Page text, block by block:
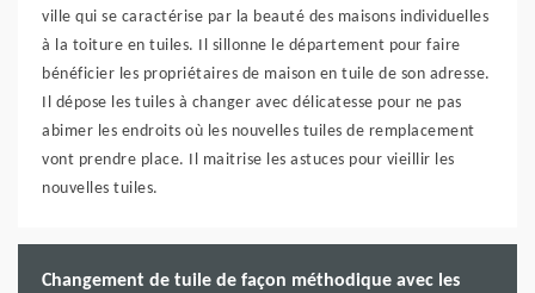
ville qui se caractérise par la beauté des maisons individuelles
à la toiture en tuiles. Il sillonne le département pour faire
bénéficier les propriétaires de maison en tuile de son adresse.
Il dépose les tuiles à changer avec délicatesse pour ne pas
abimer les endroits où les nouvelles tuiles de remplacement
vont prendre place. Il maitrise les astuces pour vieillir les
nouvelles tuiles.
Changement de tuile de façon méthodique avec les